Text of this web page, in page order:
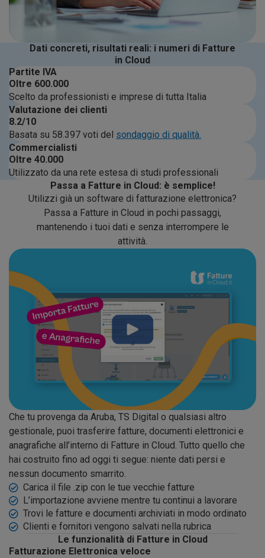
Dati concreti, risultati reali: i numeri di Fatture
in Cloud
Partite IVA
Oltre 600.000
Scelto da professionisti e imprese di tutta Italia
Valutazione dei clienti
8.2/10
Basata su 58.397 voti del sondaggio di qualità.
Commercialisti
Oltre 40.000
Utilizzato da una rete estesa di studi professionali
Passa a Fatture in Cloud: è semplice!
Utilizzi già un software di fatturazione elettronica?
Passa a Fatture in Cloud in pochi passaggi,
mantenendo i tuoi dati e senza interrompere le
attività.
Che tu provenga da Aruba, TS Digital o qualsiasi altro
gestionale, puoi trasferire fatture, documenti elettronici e
anagrafiche all’interno di Fatture in Cloud. Tutto quello che
hai costruito fino ad oggi ti segue: niente dati persi e
nessun documento smarrito.
Carica il file .zip con le tue vecchie fatture
L’importazione avviene mentre tu continui a lavorare
Trovi le fatture e documenti archiviati in modo ordinato
Clienti e fornitori vengono salvati nella rubrica
Le funzionalità di Fatture in Cloud
Fatturazione Elettronica veloce